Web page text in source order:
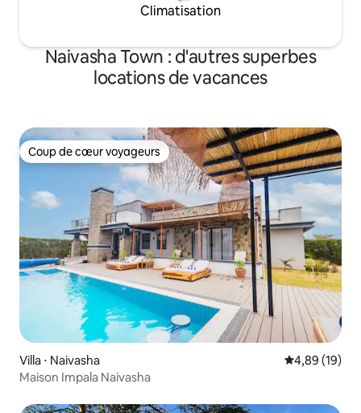
Climatisation
Naivasha Town : d'autres superbes
locations de vacances
Coup de cœur voyageurs
Coup de cœur voyageurs
Villa ⋅ Naivasha Évaluation
4,89 (19)
Maison Impala Naivasha